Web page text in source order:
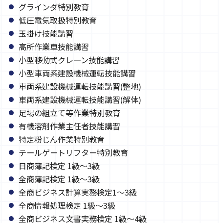
グラインダ特別教育
低圧電気取扱特別教育
玉掛け技能講習
高所作業車技能講習
小型移動式クレーン技能講習
小型車両系建設機械運転技能講習
車両系建設機械運転技能講習(整地)
車両系建設機械運転技能講習(解体)
足場の組立て等作業特別教育
有機溶剤作業主任者技能講習
特定粉じん作業特別教育
テールゲートリフター特別教育
日商簿記検定 1級～3級
全商簿記検定 1級～3級
全商ビジネス計算実務検定1～3級
全商情報処理検定 1級～3級
全商ビジネス文書実務検定 1級～4級